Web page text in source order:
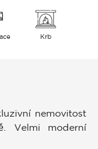
Krb
nemovitost
Velmi moderní